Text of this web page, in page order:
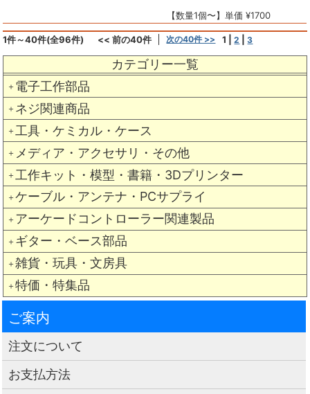
カテゴリー一覧
＋ 電子工作部品
＋ ネジ関連商品
＋ 工具・ケミカル・ケース
＋ メディア・アクセサリ・その他
＋ 工作キット・模型・書籍・3Dプリンター
＋ ケーブル・アンテナ・PCサプライ
＋ アーケードコントローラー関連製品
＋ ギター・ベース部品
＋ 雑貨・玩具・文房具
＋ 特価・特集品
【数量1個〜】単価 ¥1700
1件～40件(全96件) << 前の40件 次の40件 >> 1 |2 |3
ご案内
注文について
お支払方法